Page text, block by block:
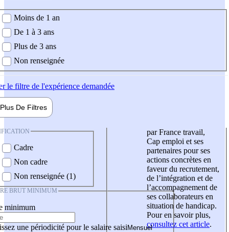
demandée
Moins de 1 an
De 1 à 3 ans
Plus de 3 ans
Non renseignée
le filtre de l'expérience demandée
Plus De Filtres
Cadre
Non cadre
Non renseignée (1)
BRUT MINIMUM
minimum
une périodicité pour le salaire saisi
par France travail,
Cap emploi et ses
partenaires pour ses
actions concrètes en
faveur du recrutement,
de l’intégration et de
l’accompagnement de
ses collaborateurs en
situation de handicap.
Pour en savoir plus,
consultez cet article.